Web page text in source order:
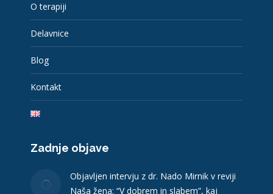
O terapiji
Delavnice
Blog
Kontakt
Zadnje objave
Objavljen intervju z dr. Nado Mirnik v reviji
Naša žena: “V dobrem in slabem”, kaj